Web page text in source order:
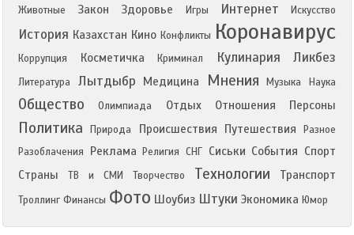
Животные
Закон Здоровье Игры Интернет Искусство
История Казахстан Кино Конфликты Коронавирус
Коррупция Косметичка Криминал Кулинария Ликбез
Литература Лытдыбр Медицина Мнения Музыка Наука
Общество Олимпиада Отдых Отношения Персоны
Политика Природа Происшествия Путешествия
Разное
Разоблачения
Реклама Религия СНГ Сиськи События Спорт
Страны
ТВ и СМИ Творчество Технологии Транспорт
Троллинг Финансы Фото Шоубиз Штуки Экономика Юмор